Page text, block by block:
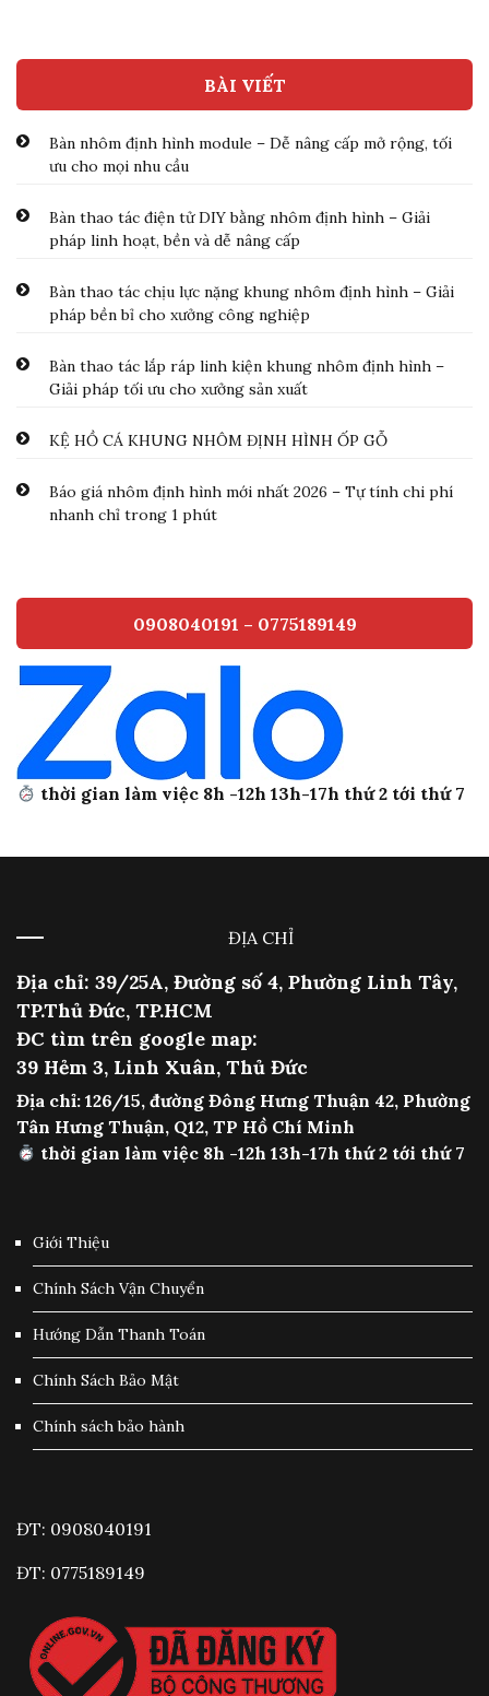
BÀI VIẾT
Bàn nhôm định hình module – Dễ nâng cấp mở rộng, tối
ưu cho mọi nhu cầu
Bàn thao tác điện tử DIY bằng nhôm định hình – Giải
pháp linh hoạt, bền và dễ nâng cấp
Bàn thao tác chịu lực nặng khung nhôm định hình – Giải
pháp bền bỉ cho xưởng công nghiệp
Bàn thao tác lắp ráp linh kiện khung nhôm định hình –
Giải pháp tối ưu cho xưởng sản xuất
KỆ HỒ CÁ KHUNG NHÔM ĐỊNH HÌNH ỐP GỖ
Báo giá nhôm định hình mới nhất 2026 – Tự tính chi phí
nhanh chỉ trong 1 phút
0908040191 – 0775189149
thời gian làm việc 8h -12h 13h-17h thứ 2 tới thứ 7
ĐỊA CHỈ
Địa chỉ: 39/25A, Đường số 4, Phường Linh Tây,
TP.Thủ Đức, TP.HCM
ĐC tìm trên google map:
39 Hẻm 3, Linh Xuân, Thủ Đức
Địa chỉ: 126/15, đường Đông Hưng Thuận 42, Phường
Tân Hưng Thuận, Q12, TP Hồ Chí Minh
thời gian làm việc 8h -12h 13h-17h thứ 2 tới thứ 7
Giới Thiệu
Chính Sách Vận Chuyển
Hướng Dẫn Thanh Toán
Chính Sách Bảo Mật
Chính sách bảo hành
ĐT: 0908040191
ĐT: 0775189149